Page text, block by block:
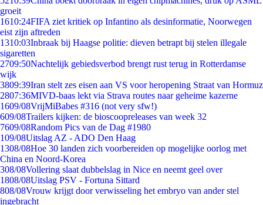
groeit
1610:24FIFA ziet kritiek op Infantino als desinformatie, Noorwegen
eist zijn aftreden
1310:03Inbraak bij Haagse politie: dieven betrapt bij stelen illegale
sigaretten
2709:50Nachtelijk gebiedsverbod brengt rust terug in Rotterdamse
wijk
3809:39Iran stelt zes eisen aan VS voor heropening Straat van Hormuz
2807:36MIVD-baas lekt via Strava routes naar geheime kazerne
1609/08VrijMiBabes #316 (not very sfw!)
609/08Trailers kijken: de bioscoopreleases van week 32
7609/08Random Pics van de Dag #1980
109/08Uitslag AZ - ADO Den Haag
1308/08Hoe 30 landen zich voorbereiden op mogelijke oorlog met
China en Noord-Korea
308/08Vollering slaat dubbelslag in Nice en neemt geel over
1808/08Uitslag PSV - Fortuna Sittard
808/08Vrouw krijgt door verwisseling het embryo van ander stel
ingebracht